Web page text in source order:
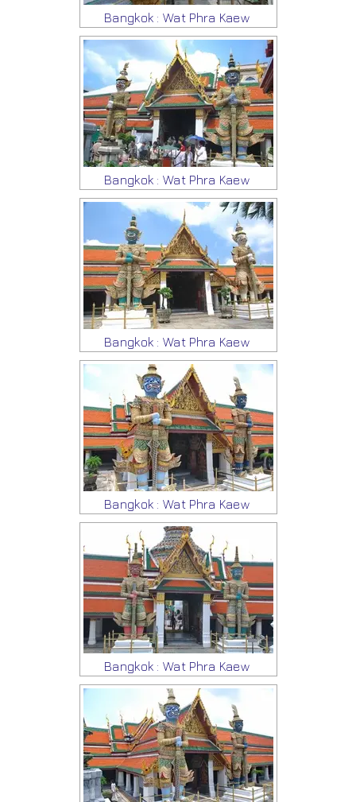
Bangkok : Wat Phra Kaew
Bangkok : Wat Phra Kaew
Bangkok : Wat Phra Kaew
Bangkok : Wat Phra Kaew
Bangkok : Wat Phra Kaew